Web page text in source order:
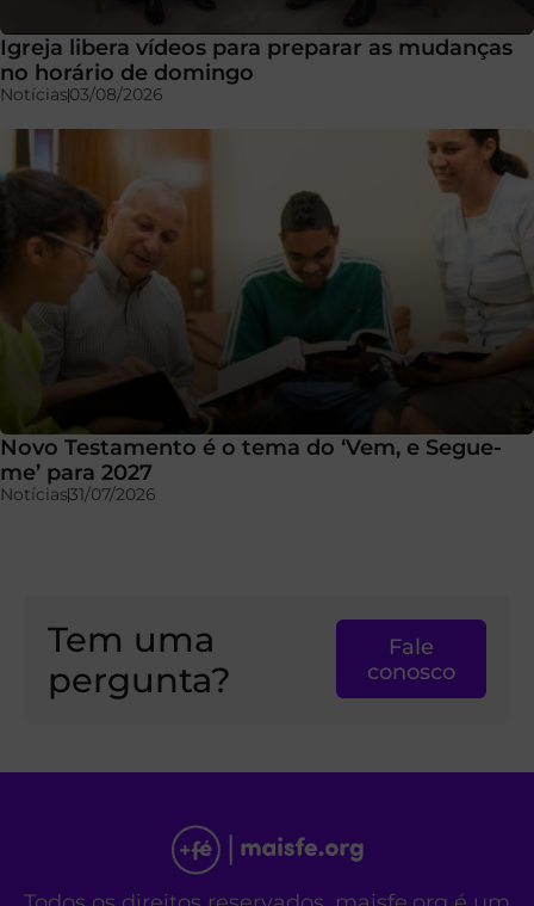
Igreja libera vídeos para preparar as mudanças
no horário de domingo
Notícias03/08/2026
Novo Testamento é o tema do ‘Vem, e Segue-
me’ para 2027
Notícias31/07/2026
Tem uma
pergunta?
Fale
conosco